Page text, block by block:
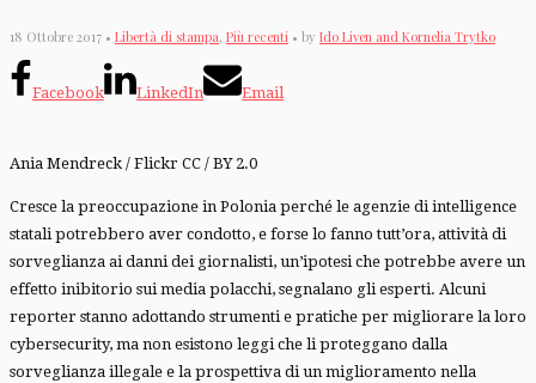
18 Ottobre 2017 • Libertà di stampa, Più recenti • by Ido Liven and Kornelia Trytko
Facebook LinkedIn Email
Ania Mendreck / Flickr CC / BY 2.0
Cresce la preoccupazione in Polonia perché le agenzie di intelligence
statali potrebbero aver condotto, e forse lo fanno tutt’ora, attività di
sorveglianza ai danni dei giornalisti, un’ipotesi che potrebbe avere un
effetto inibitorio sui media polacchi, segnalano gli esperti. Alcuni
reporter stanno adottando strumenti e pratiche per migliorare la loro
cybersecurity, ma non esistono leggi che li proteggano dalla
sorveglianza illegale e la prospettiva di un miglioramento nella